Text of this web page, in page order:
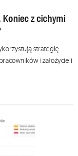
Koniec z cichymi
strategię
i założycieli